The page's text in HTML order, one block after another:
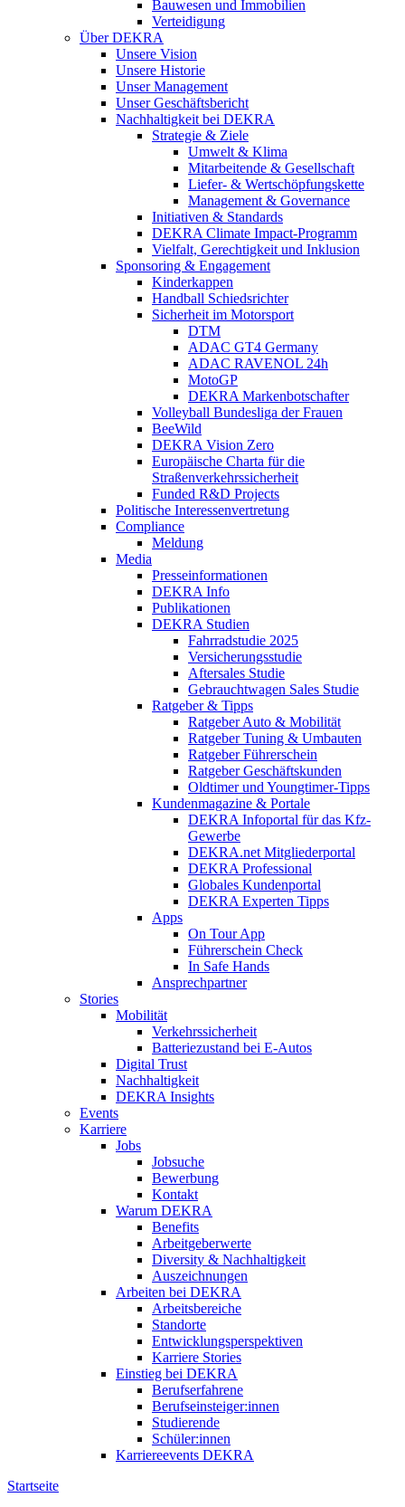
Bauwesen und Immobilien
Verteidigung
Über DEKRA
Unsere Vision
Unsere Historie
Unser Management
Unser Geschäftsbericht
Nachhaltigkeit bei DEKRA
Strategie & Ziele
Umwelt & Klima
Mitarbeitende & Gesellschaft
Liefer- & Wertschöpfungskette
Management & Governance
Initiativen & Standards
DEKRA Climate Impact-Programm
Vielfalt, Gerechtigkeit und Inklusion​
Sponsoring & Engagement
Kinderkappen
Handball Schiedsrichter
Sicherheit im Motorsport
DTM
ADAC GT4 Germany
ADAC RAVENOL 24h
MotoGP
DEKRA Markenbotschafter
Volleyball Bundesliga der Frauen
BeeWild
DEKRA Vision Zero
Europäische Charta für die
Straßenverkehrssicherheit
Funded R&D Projects
Politische Interessenvertretung
Compliance
Meldung
Media
Presseinformationen
DEKRA Info
Publikationen
DEKRA Studien
Fahrradstudie 2025
Versicherungsstudie
Aftersales Studie
Gebrauchtwagen Sales Studie
Ratgeber & Tipps
Ratgeber Auto & Mobilität
Ratgeber Tuning & Umbauten
Ratgeber Führerschein
Ratgeber Geschäftskunden
Oldtimer und Youngtimer-Tipps
Kundenmagazine & Portale
DEKRA Infoportal für das Kfz-
Gewerbe
DEKRA.net Mitgliederportal
DEKRA Professional
Globales Kundenportal
DEKRA Experten Tipps
Apps
On Tour App
Führerschein Check
In Safe Hands
Ansprechpartner
Stories
Mobilität
Verkehrssicherheit
Batteriezustand bei E-Autos
Digital Trust
Nachhaltigkeit
DEKRA Insights
Events
Karriere
Jobs
Jobsuche
Bewerbung
Kontakt
Warum DEKRA
Benefits
Arbeitgeberwerte
Diversity & Nachhaltigkeit
Auszeichnungen
Arbeiten bei DEKRA
Arbeitsbereiche
Standorte
Entwicklungsperspektiven
Karriere Stories
Einstieg bei DEKRA
Berufserfahrene
Berufseinsteiger:innen
Studierende
Schüler:innen
Karriereevents DEKRA
Startseite